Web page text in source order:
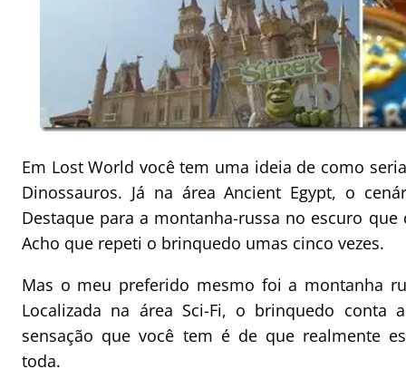
Em Lost World você tem uma ideia de como
Dinossauros. Já na área Ancient Egypt, o
Destaque para a montanha-russa no escuro
Acho que repeti o brinquedo umas cinco vezes.
Mas o meu preferido mesmo foi a montanha
Localizada na área Sci-Fi, o brinquedo
sensação que você tem é de que realmente
toda.